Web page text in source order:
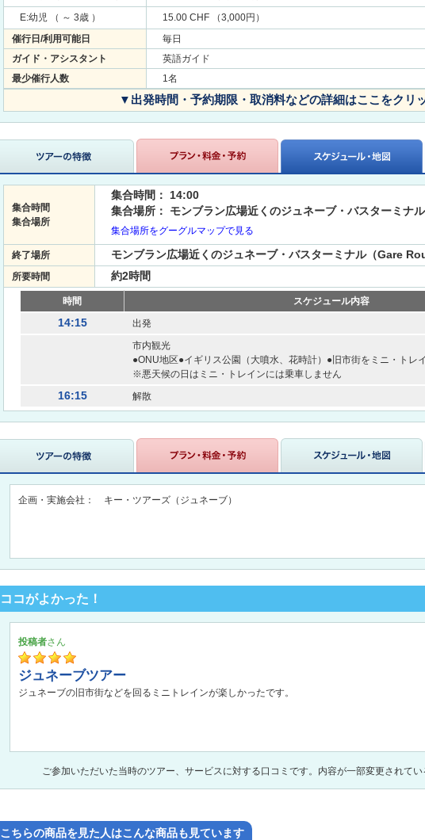
E:幼児 （ ～ 3歳 ）
15.00 CHF （3,000円）
催行日/利用可能日
毎日
ガイド・アシスタント
英語ガイド
最少催行人数
1名
▼出発時間・予約期限・取消料などの詳細はここをクリ
集合時間
集合場所
集合時間： 14:00
集合場所： モンブラン広場近くのジュネーブ・バスターミナ
集合場所をグーグルマップで見る
終了場所 モンブラン広場近くのジュネーブ・バスターミナル（Gare
所要時間 約2時間
時間 スケジュール内容
14:15
出発
市内観光
●ONU地区●イギリス公園（大噴水、花時計）●旧市街をミニ・トレ
※悪天候の日はミニ・トレインには乗車しません
16:15 解散
企画・実施会社： キー・ツアーズ（ジュネーブ）
ココがよかった！
投稿者
ジュネーブツアー
ジュネーブの旧市街などを回るミニトレインが楽しかったです。
ご参加いただいた当時のツアー、サービスに対する口コミです。内容が一部変更されてい
こちらの商品を見た人はこんな商品も見ています